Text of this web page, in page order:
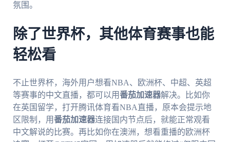
氛围。
除了世界杯，其他体育赛事也能
轻松看
不止世界杯，海外用户想看NBA、欧洲杯、中超、英超
等赛事的中文直播，都可以用番茄加速器解决。比如你
在英国留学，打开腾讯体育看NBA直播，原本会提示地
区限制，用番茄加速器连接国内节点后，就能正常观看
中文解说的比赛。再比如你在澳洲，想看重播的欧洲杯